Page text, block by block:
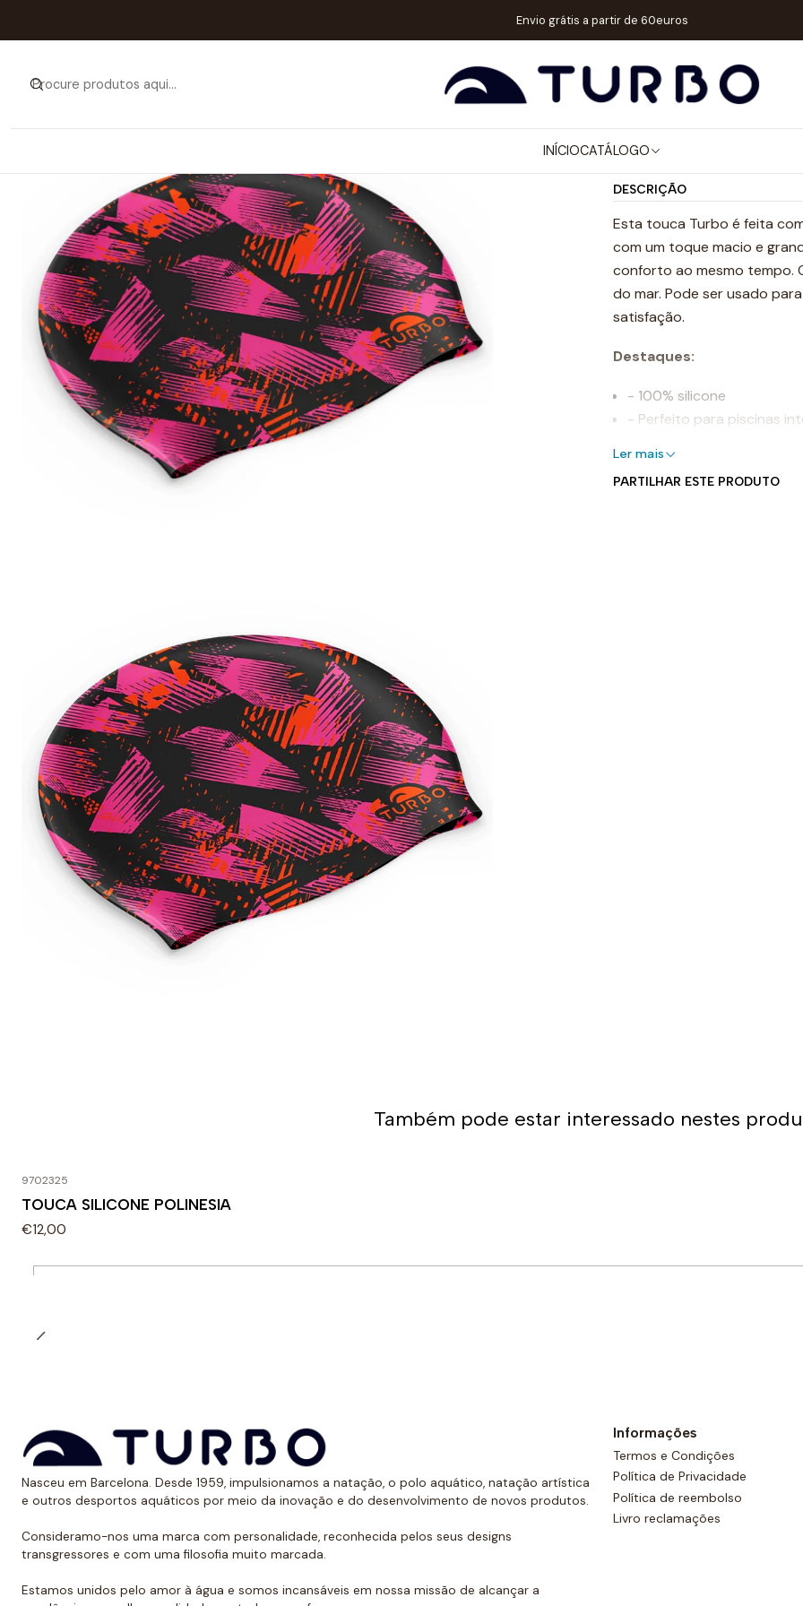
INÍCIOCATÁLOGO
Envio grátis a partir de 60euros
ACESSÓRIOS TOUCAS SILICONE
TOUCA
Mostrar stock de
DESCRIÇÃO
Esta touca Turbo é feita
com um toque macio e
conforto ao mesmo tempo.
do mar. Pode ser usado
satisfação.
Destaques:
- 100% silicone
- Perfeito para piscinas
- Fácil de colocar e tirar
Ler mais
PARTILHAR ESTE PRODUTO
Também pode estar interessado nestes
9702325
TOUCA SILICONE POLINESIA
€12,00
Nasceu em Barcelona. Desde 1959, impulsionamos a natação, o polo aquático, natação artística
e outros desportos aquáticos por meio da inovação e do desenvolvimento de novos produtos.
Consideramo-nos uma marca com personalidade, reconhecida pelos seus designs
transgressores e com uma filosofia muito marcada.
Estamos unidos pelo amor à água e somos incansáveis em nossa missão de alcançar a
Informações
Termos e Condições
Política de Privacidade
Política de reembolso
Livro reclamações